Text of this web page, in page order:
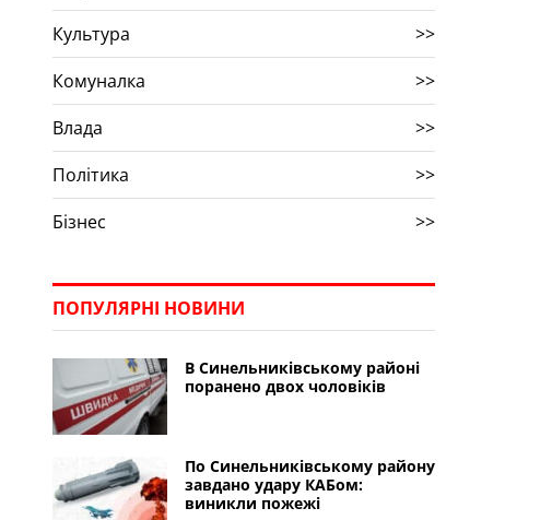
Культура
>>
Комуналка
>>
Влада
>>
Політика
>>
Бізнес
>>
ПОПУЛЯРНІ НОВИНИ
В Синельниківському районі
поранено двох чоловіків
По Синельниківському району
завдано удару КАБом:
виникли пожежі